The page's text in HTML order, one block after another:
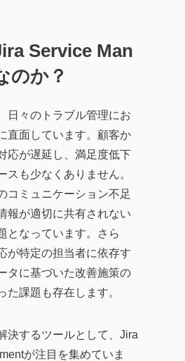
Service Man
のか？
日々のトラブル管理にお
直面しています。顧客か
応が遅延し、満足度低下
スも少なくありません。
コミュニケーション不足
報が適切に共有されない
となっています。さら
が特定の担当者に依存す
タに基づいた改善施策の
た課題も存在します。
決するツールとして、Jira
が注目を集めていま